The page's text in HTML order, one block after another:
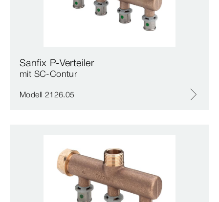
Sanfix P-Verteiler
mit SC‑Contur
Modell 2126.05